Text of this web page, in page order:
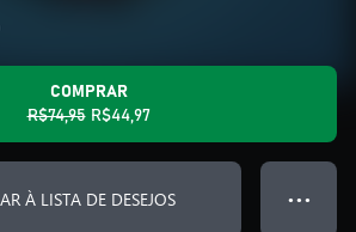
COMPRAR
R$74,95 R$44,97
À LISTA DE DESEJOS ● ● ●